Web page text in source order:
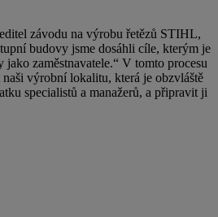
závodu na výrobu řetězů STIHL,
budovy jsme dosáhli cíle, kterým je
zaměstnavatele.“ V tomto procesu
výrobní lokalitu, která je obzvláště
specialistů a manažerů, a připravit ji